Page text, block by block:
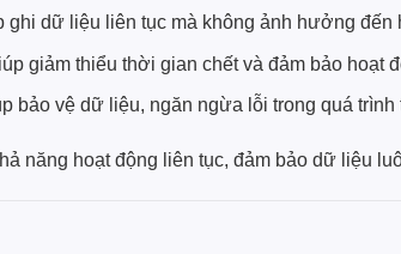
ghi dữ liệu liên tục mà không ảnh hưởng đến
giảm thiểu thời gian chết và đảm bảo hoạt
bảo vệ dữ liệu, ngăn ngừa lỗi trong quá trình
năng hoạt động liên tục, đảm bảo dữ liệu